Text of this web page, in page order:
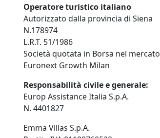
Operatore turistico italiano
Autorizzato dalla provincia di Siena
N.178974
L.R.T. 51/1986
Società quotata in Borsa nel mercato
Euronext Growth Milan
Responsabilità civile e generale:
Europ Assistance Italia S.p.A.
N. 4401827
Emma Villas S.p.A.